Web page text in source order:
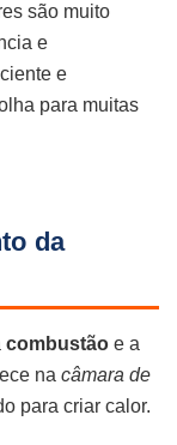
são muito
e
e
para muitas
da
combustão e a
na câmara de
para criar calor.